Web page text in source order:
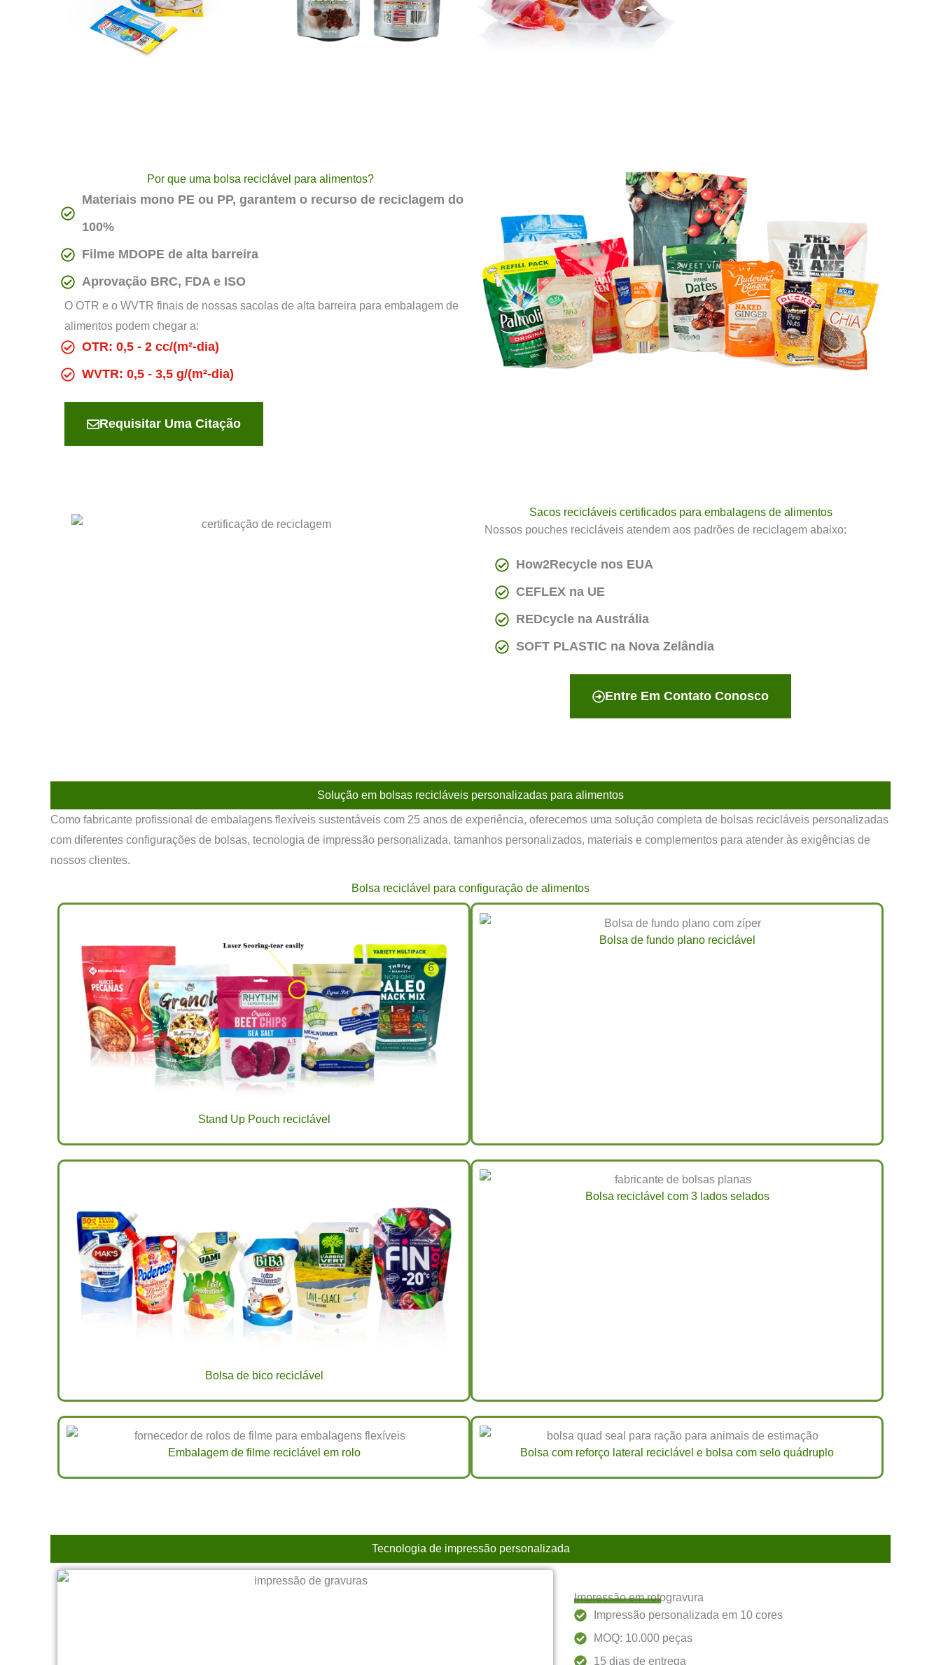
Por que uma bolsa reciclável para alimentos?
Materiais mono PE ou PP, garantem o recurso de reciclagem do
100%
Filme MDOPE de alta barreira
Aprovação BRC, FDA e ISO
O OTR e o WVTR finais de nossas sacolas de alta barreira para embalagem de
alimentos podem chegar a:
OTR: 0,5 - 2 cc/(m²-dia)
WVTR: 0,5 - 3,5 g/(m²-dia)
Requisitar Uma Citação
Sacos recicláveis certificados para embalagens de alimentos
Nossos pouches recicláveis atendem aos padrões de reciclagem abaixo:
How2Recycle nos EUA
CEFLEX na UE
REDcycle na Austrália
SOFT PLASTIC na Nova Zelândia
Entre Em Contato Conosco
Solução em bolsas recicláveis personalizadas para alimentos
Como fabricante profissional de embalagens flexíveis sustentáveis com 25 anos de experiência, oferecemos uma solução completa de bolsas recicláveis personalizadas
com diferentes configurações de bolsas, tecnologia de impressão personalizada, tamanhos personalizados, materiais e complementos para atender às exigências de
nossos clientes.
Bolsa reciclável para configuração de alimentos
Stand Up Pouch reciclável
Bolsa de fundo plano reciclável
Bolsa de bico reciclável
Bolsa reciclável com 3 lados selados
Embalagem de filme reciclável em rolo Bolsa com reforço lateral reciclável e bolsa com selo quádruplo
Tecnologia de impressão personalizada
Impressão em rotogravura
Impressão personalizada em 10 cores
MOQ: 10.000 peças
15 dias de entrega